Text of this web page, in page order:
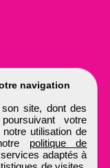
navigation
site, dont des
votre
utilisation de
politique de
adaptés à